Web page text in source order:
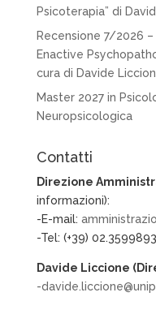
Psicoterapia” di
Recensione 7/2026
Enactive
cura di Davide
Master 2027 in
Neuropsicologica
Contatti
Direzione
informazioni):
-E-mail:
-Tel: (+39)
Davide Liccione
-